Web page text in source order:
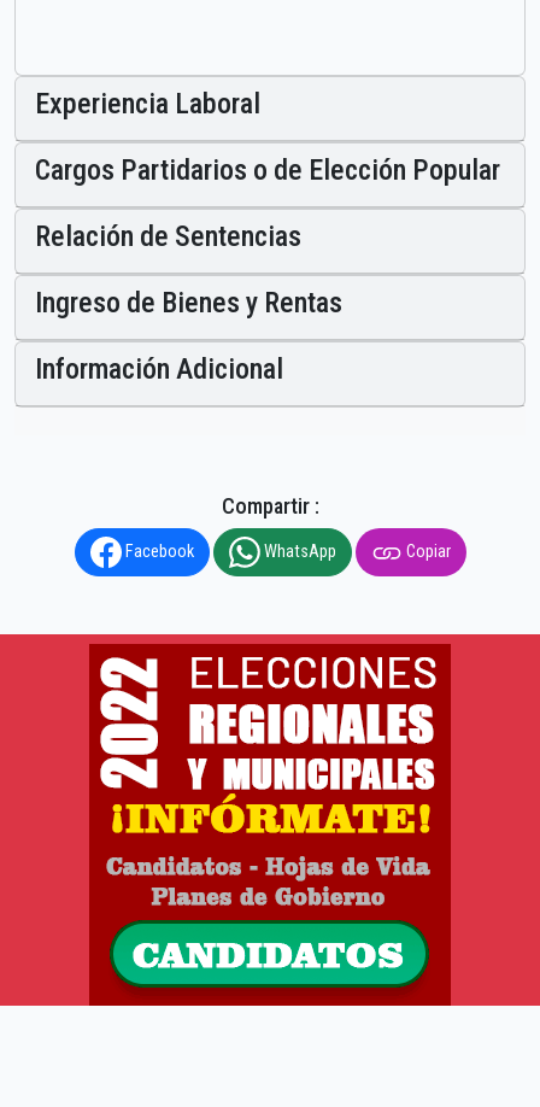
Experiencia Laboral
Cargos Partidarios o de Elección Popular
Relación de Sentencias
Ingreso de Bienes y Rentas
Información Adicional
Compartir :
Facebook WhatsApp Copiar